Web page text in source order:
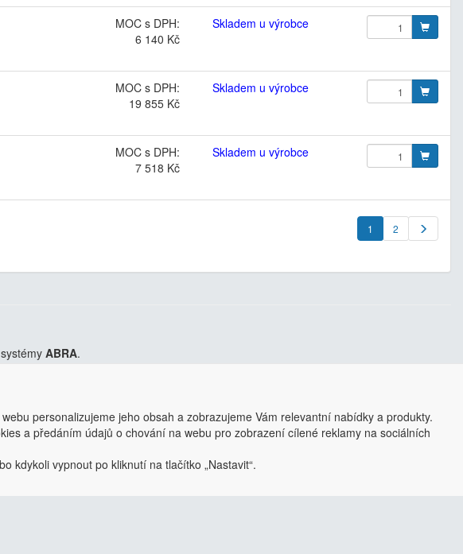
MOC s DPH:
6 140 Kč
Skladem u výrobce
MOC s DPH:
19 855 Kč
Skladem u výrobce
MOC s DPH:
7 518 Kč
Skladem u výrobce
1 2
ABRA.
šablonou, která se dá upravit a optimalizovat na míru.
ve Vaší ABŘE.
personalizujeme jeho obsah a zobrazujeme Vám relevantní nabídky a produkty.
a předáním údajů o chování na webu pro zobrazení cílené reklamy na sociálních
kdykoli vypnout po kliknutí na tlačítko „Nastavit“.